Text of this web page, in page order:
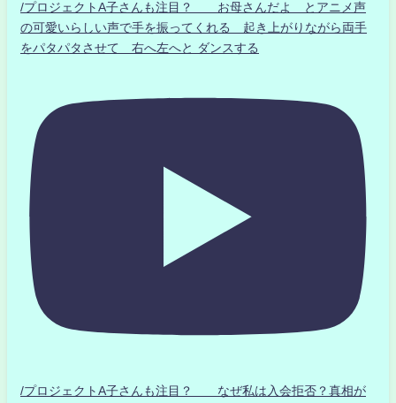
/プロジェクトA子さんも注目？ お母さんだよ とアニメ声
の可愛いらしい声で手を振ってくれる 起き上がりながら両手
をパタパタさせて 右へ左へと ダンスする
/プロジェクトA子さんも注目？ なぜ私は入会拒否？真相が